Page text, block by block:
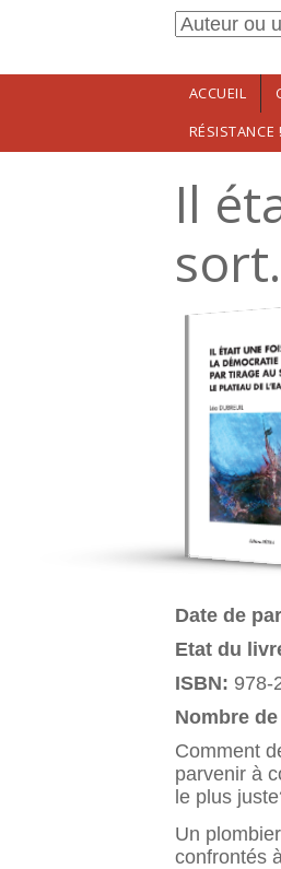
Aller au contenu principal
ACCUEIL
RÉSISTANCE
Il
Date de
Etat du
ISBN: 978-
Nombre
Comment
parvenir à
le plus
Un
confrontés